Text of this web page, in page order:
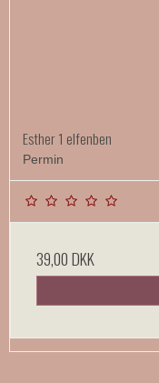
Esther 1 elfenben
Permin
39,00 DKK